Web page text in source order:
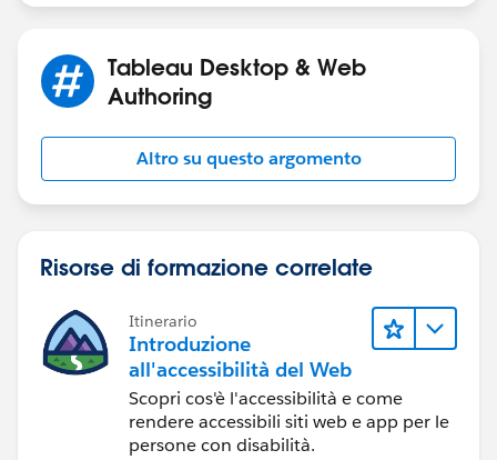
Tableau Desktop & Web
Authoring
Altro su questo argomento
Risorse di formazione correlate
Itinerario
Introduzione
all'accessibilità del Web
Scopri cos'è l'accessibilità e come
rendere accessibili siti web e app per le
persone con disabilità.